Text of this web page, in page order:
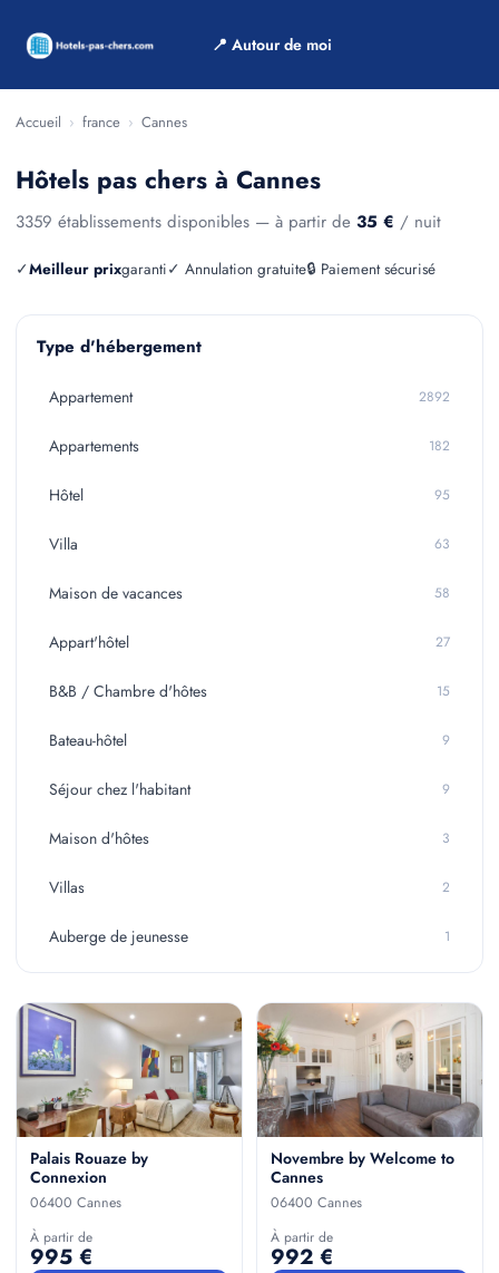
📍 Autour de moi
Accueil › france › Cannes
Hôtels pas chers à Cannes
3359 établissements disponibles — à partir de 35 € / nuit
✓Meilleur prixgaranti✓ Annulation gratuite🔒 Paiement sécurisé
Type d'hébergement
Appartement 2892
Appartements 182
Hôtel 95
Villa 63
Maison de vacances 58
Appart'hôtel 27
B&B / Chambre d'hôtes 15
Bateau-hôtel 9
Séjour chez l'habitant 9
Maison d'hôtes 3
Villas 2
Auberge de jeunesse 1
Tente de luxe 1
Camping 1
Palais Rouaze by
Connexion
06400 Cannes
À partir de
995 €
Novembre by Welcome to
Cannes
06400 Cannes
À partir de
992 €